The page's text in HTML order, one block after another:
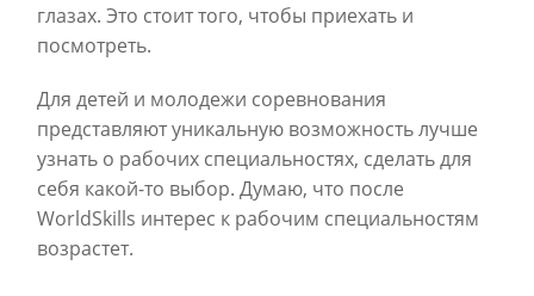
глазах. Это стоит того, чтобы приехать и
посмотреть.
Для детей и молодежи соревнования
представляют уникальную возможность лучше
узнать о рабочих специальностях, сделать для
себя какой-то выбор. Думаю, что после
WorldSkills интерес к рабочим специальностям
возрастет.